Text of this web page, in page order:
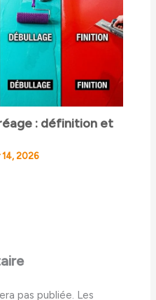
: définition et
14, 2026
pas publiée. Les